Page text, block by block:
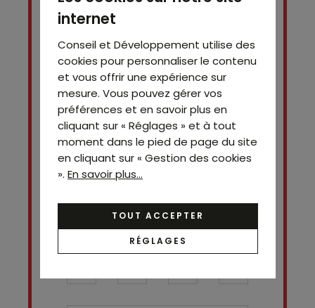
Contact
Jimmy
internet
Conseil et Développement utilise des
cookies pour personnaliser le contenu
et vous offrir une expérience sur
mesure. Vous pouvez gérer vos
préférences et en savoir plus en
cliquant sur « Réglages » et à tout
moment dans le pied de page du site
en cliquant sur « Gestion des cookies
». En savoir plus...
TOUT ACCEPTER
RÉGLAGES